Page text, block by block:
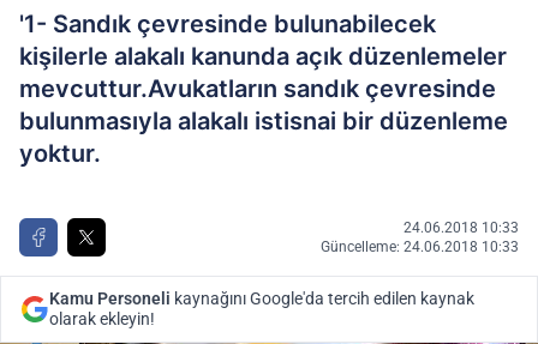
'1- Sandık çevresinde bulunabilecek
kişilerle alakalı kanunda açık düzenlemeler
mevcuttur.Avukatların sandık çevresinde
bulunmasıyla alakalı istisnai bir düzenleme
yoktur.
24.06.2018 10:33
Güncelleme: 24.06.2018 10:33
Kamu Personeli kaynağını Google'da tercih edilen kaynak
olarak ekleyin!